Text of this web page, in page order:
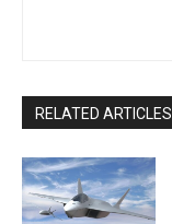
RELATED ARTICLES